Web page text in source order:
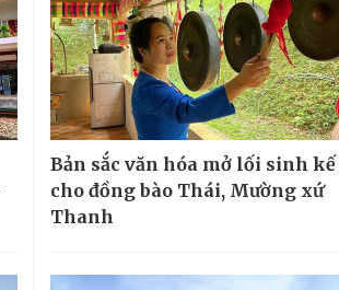
Bản sắc văn hóa mở lối sinh kế
cho đồng bào Thái, Mường xứ
Thanh